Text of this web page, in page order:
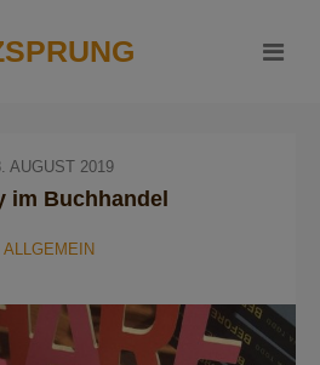
AUGUST 2019
im Buchhandel
ALLGEMEIN